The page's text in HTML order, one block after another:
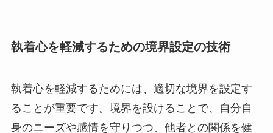
執着心を軽減するための境界設定の技術
執着心を軽減するためには、適切な境界を設定す
ることが重要です。境界を設けることで、自分自
身のニーズや感情を守りつつ、他者との関係を健